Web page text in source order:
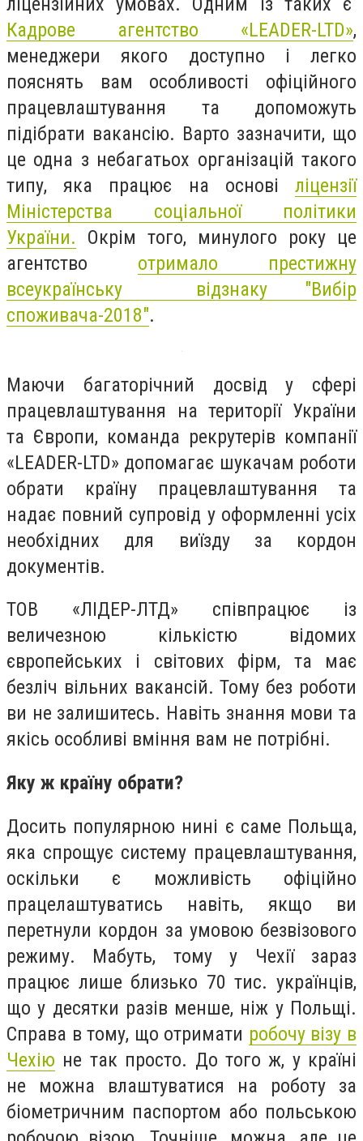
Кадрове агентство «LEADER-LTD»,
менеджери якого доступно і легко
пояснять вам особливості офіційного
працевлаштування та допоможуть
підібрати вакансію. Варто зазначити, що
це одна з небагатьох організацій такого
типу, яка працює на основі ліцензії
Міністерства соціальної політики
України. Окрім того, минулого року це
агентство отримало престижну
всеукраїнську відзнаку "Вибір
споживача-2018".
Маючи багаторічний досвід у сфері
працевлаштування на території України
та Європи, команда рекрутерів компанії
«LEADER-LTD» допомагає шукачам роботи
обрати країну працевлаштування та
надає повний супровід у оформленні усіх
необхідних для виїзду за кордон
документів.
ТОВ «ЛІДЕР-ЛТД» співпрацює із
величезною кількістю відомих
європейських і світових фірм, та має
безліч вільних вакансій. Тому без роботи
ви не залишитесь. Навіть знання мови та
якісь особливі вміння вам не потрібні.
Яку ж країну обрати?
Досить популярною нині є саме Польща,
яка спрощує систему працевлаштування,
оскільки є можливість офіційно
працелаштуватись навіть, якщо ви
перетнули кордон за умовою безвізового
режиму. Мабуть, тому у Чехії зараз
працює лише близько 70 тис. українців,
що у десятки разів менше, ніж у Польщі.
Справа в тому, що отримати робочу візу в
Чехію не так просто. До того ж, у країні
не можна влаштуватися на роботу за
біометричним паспортом або польською